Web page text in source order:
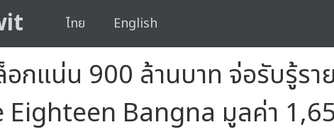
ไทย English
กแน่น 900 ล้านบาท จ่อรับรู้ร
Eighteen Bangna มูลค่า